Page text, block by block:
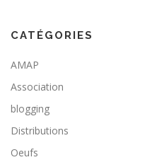
CATÉGORIES
AMAP
Association
blogging
Distributions
Oeufs